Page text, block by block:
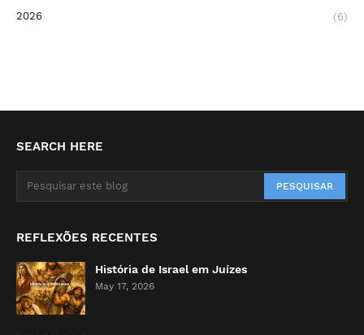
2026
(6)
SEARCH HERE
REFLEXÕES RECENTES
História de Israel em Juízes
May 17, 2026